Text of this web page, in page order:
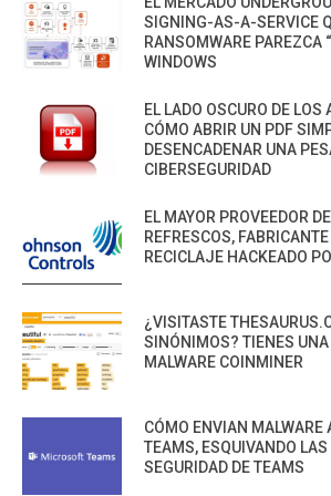
SIGNING-AS-A-SERVICE
RANSOMWARE PAREZCA
WINDOWS
EL LADO OSCURO DE LOS
CÓMO ABRIR UN PDF
DESENCADENAR UNA
CIBERSEGURIDAD
EL MAYOR PROVEEDOR
REFRESCOS,
RECICLAJE HACKEADO
¿VISITASTE
SINÓNIMOS? TIENES
MALWARE COINMINER
CÓMO ENVIAN MALWARE
TEAMS, ESQUIVANDO
SEGURIDAD DE TEAMS